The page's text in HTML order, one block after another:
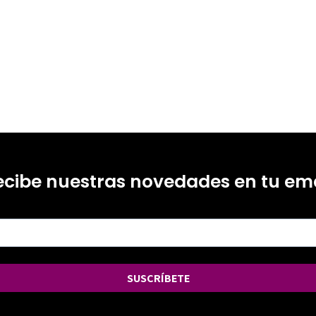
nuestras novedades en tu
SUSCRÍBETE